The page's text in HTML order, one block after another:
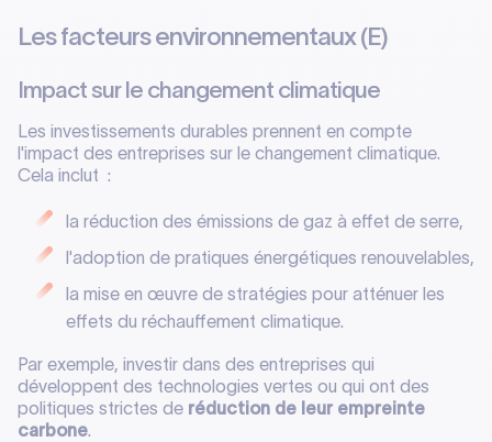
Les facteurs environnementaux (E)
Impact sur le changement climatique
Les investissements durables prennent en compte
l'impact des entreprises sur le changement climatique.
Cela inclut :
la réduction des émissions de gaz à effet de serre,
l'adoption de pratiques énergétiques renouvelables,
la mise en œuvre de stratégies pour atténuer les
effets du réchauffement climatique.
Par exemple, investir dans des entreprises qui
développent des technologies vertes ou qui ont des
politiques strictes de réduction de leur empreinte
carbone.